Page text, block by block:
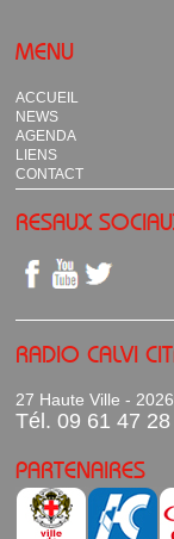
MENU
ACCUEIL
NEWS
AGENDA
LIENS
CONTACT
RESAUX
RADIO CALVI
27 Haute Ville -
Tél. 09 61 47 28
PARTENAIRES